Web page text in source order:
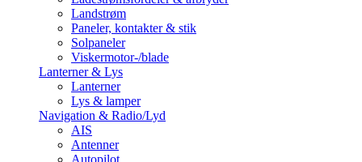
Landstrøm
Paneler, kontakter & stik
Solpaneler
Viskermotor-/blade
Lanterner & Lys
Lanterner
Lys & lamper
Navigation & Radio/Lyd
AIS
Antenner
Autopilot